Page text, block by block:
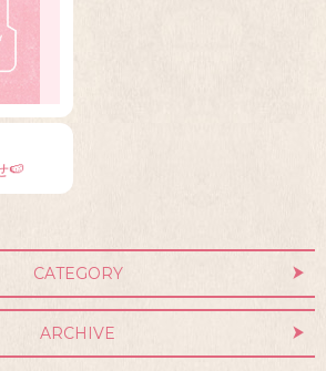
🍉
CATEGORY
ARCHIVE